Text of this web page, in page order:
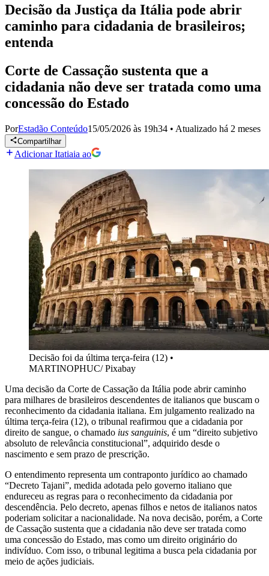
Decisão da Justiça da Itália pode abrir
caminho para cidadania de brasileiros;
entenda
Corte de Cassação sustenta que a
cidadania não deve ser tratada como uma
concessão do Estado
PorEstadão Conteúdo15/05/2026 às 19h34 • Atualizado há 2 meses
Compartilhar
Adicionar Itatiaia ao
Decisão foi da última terça-feira (12) •
MARTINOPHUC/ Pixabay
Uma decisão da Corte de Cassação da Itália pode abrir caminho
para milhares de brasileiros descendentes de italianos que buscam o
reconhecimento da cidadania italiana. Em julgamento realizado na
última terça-feira (12), o tribunal reafirmou que a cidadania por
direito de sangue, o chamado ius sanguinis, é um “direito subjetivo
absoluto de relevância constitucional”, adquirido desde o
nascimento e sem prazo de prescrição.
O entendimento representa um contraponto jurídico ao chamado
“Decreto Tajani”, medida adotada pelo governo italiano que
endureceu as regras para o reconhecimento da cidadania por
descendência. Pelo decreto, apenas filhos e netos de italianos natos
poderiam solicitar a nacionalidade. Na nova decisão, porém, a Corte
de Cassação sustenta que a cidadania não deve ser tratada como
uma concessão do Estado, mas como um direito originário do
indivíduo. Com isso, o tribunal legitima a busca pela cidadania por
meio de ações judiciais.